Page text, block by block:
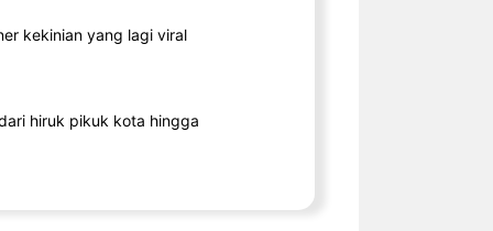
kekinian yang lagi viral
hiruk pikuk kota hingga